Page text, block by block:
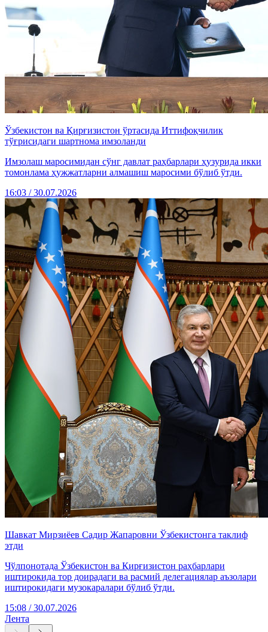
Ўзбекистон ва Қирғизистон ўртасида Иттифоқчилик
тўғрисидаги шартнома имзоланди
Имзолаш маросимидан сўнг давлат раҳбарлари ҳузурида икки
томонлама ҳужжатларни алмашиш маросими бўлиб ўтди.
16:03 / 30.07.2026
Шавкат Мирзиёев Садир Жапаровни Ўзбекистонга таклиф
этди
Чўлпонотада Ўзбекистон ва Қирғизистон раҳбарлари
иштирокида тор доирадаги ва расмий делегациялар аъзолари
иштирокидаги музокаралари бўлиб ўтди.
15:08 / 30.07.2026
Лента